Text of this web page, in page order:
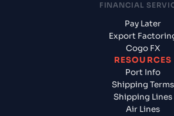
FINANCIAL
Pay Later
Export
Cogo FX
RESOURCES
Port Info
Shipping Terms
Shipping Lines
Air Lines